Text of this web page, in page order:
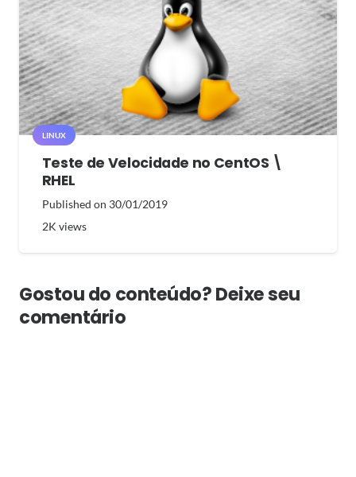
LINUX
Teste de Velocidade no CentOS \
RHEL
Published on 30/01/2019
2K views
Gostou do conteúdo? Deixe seu
comentário